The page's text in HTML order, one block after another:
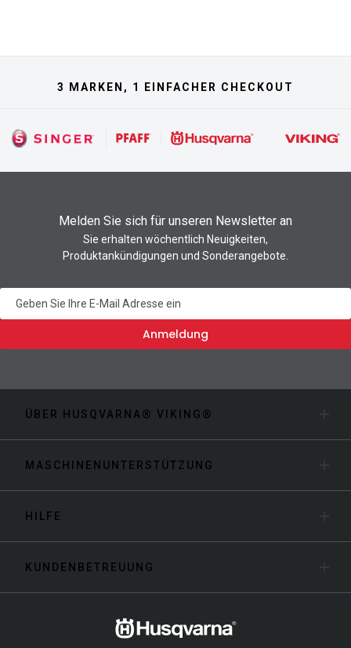
3 MARKEN, 1 EINFACHER CHECKOUT
Melden Sie sich für unseren Newsletter an
Sie erhalten wöchentlich Neuigkeiten,
Produktankündigungen und Sonderangebote.
Newsletter
Anmeldung
ÜBER HUSQVARNA® VIKING®
MASCHINENUNTERSTÜTZUNG
HILFE
KUNDENBETREUUNG